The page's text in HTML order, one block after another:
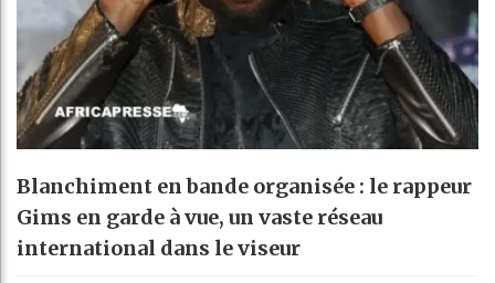
Blanchiment en bande organisée : le rappeur
Gims en garde à vue, un vaste réseau
international dans le viseur